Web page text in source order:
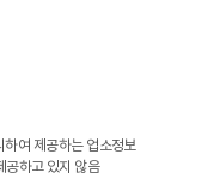
하여 제공하는 업소정보
공하고 있지 않음